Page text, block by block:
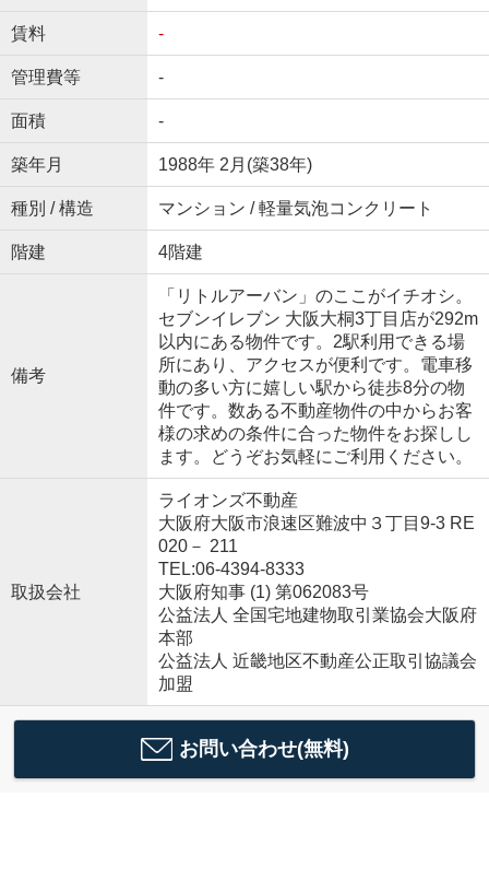
賃料 -
管理費等 -
面積 -
築年月 1988年 2月(築38年)
種別 / 構造 マンション / 軽量気泡コンクリート
階建 4階建
備考
「リトルアーバン」のここがイチオシ。
セブンイレブン 大阪大桐3丁目店が292m
以内にある物件です。2駅利用できる場
所にあり、アクセスが便利です。電車移
動の多い方に嬉しい駅から徒歩8分の物
件です。数ある不動産物件の中からお客
様の求めの条件に合った物件をお探しし
ます。どうぞお気軽にご利用ください。
取扱会社
ライオンズ不動産
大阪府大阪市浪速区難波中３丁目9-3 RE
020－ 211
TEL:06-4394-8333
大阪府知事 (1) 第062083号
公益法人 全国宅地建物取引業協会大阪府
本部
公益法人 近畿地区不動産公正取引協議会
加盟
お問い合わせ(無料)